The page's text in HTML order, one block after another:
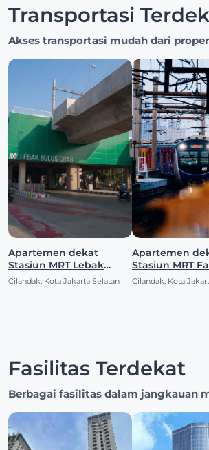
Transportasi
Akses transportasi mudah dari
Apartemen dekat
Stasiun MRT Lebak
Bulus
Cilandak, Kota Jakarta Selatan
Apartemen
Stasiun MRT
Cilandak, Kota
Fasilitas Terdekat
Berbagai fasilitas dalam jangkauan